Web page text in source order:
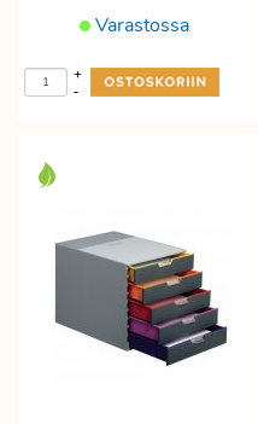
Varastossa
-
+